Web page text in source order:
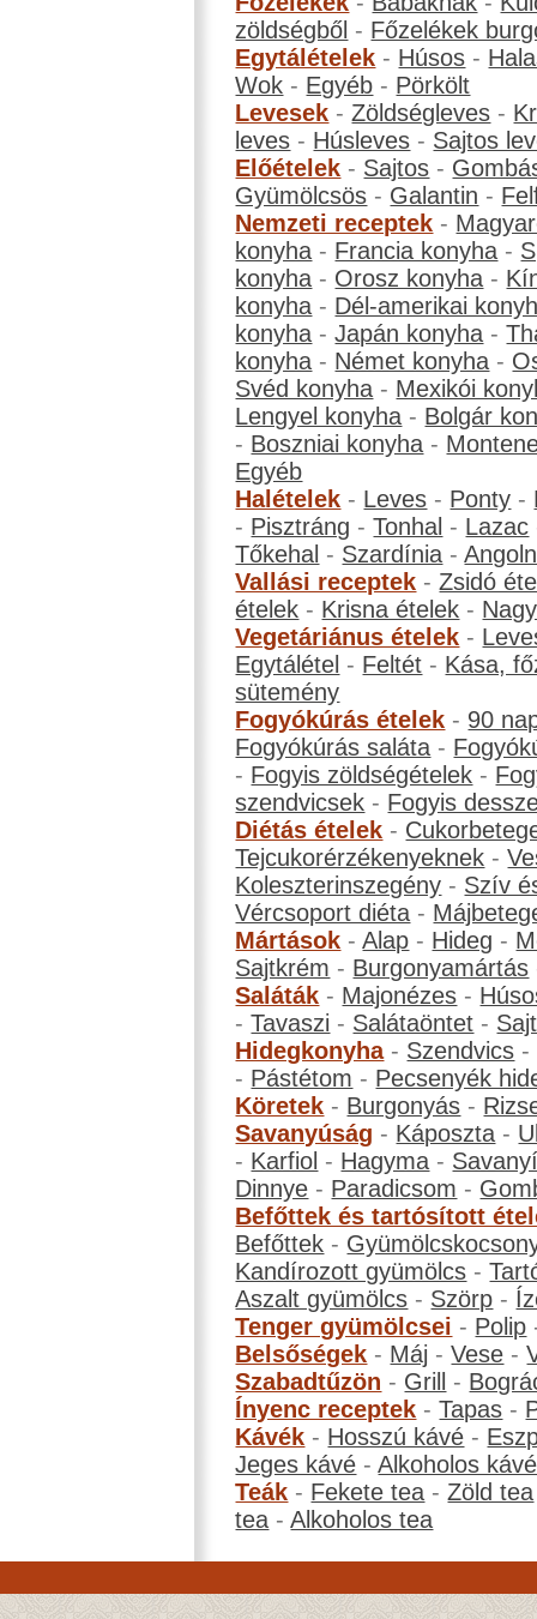
zöldségből - Főzelékek
Egytálételek - Húsos -
Wok - Egyéb - Pörkölt
Levesek -Zöldségleves -
leves - Húsleves - Sajtos
Előételek - Sajtos -
Gyümölcsös - Galantin -
Nemzeti receptek -
konyha - Francia konyha -
konyha - Orosz konyha -
konyha - Dél-amerikai
konyha -Japán konyha -
konyha - Német konyha -
Svéd konyha - Mexikói
Lengyel konyha - Bolgár
- Boszniai konyha -
Egyéb
Halételek - Leves - Ponty -
- Pisztráng -Tonhal - Lazac
Tőkehal - Szardínia -
Vallási receptek -Zsidó
ételek - Krisna ételek -
Vegetáriánus ételek -
Egytálétel - Feltét - Kása,
sütemény
Fogyókúrás ételek - 90
Fogyókúrás saláta -
- Fogyis zöldségételek -
szendvicsek - Fogyis
Diétás ételek -
Tejcukorérzékenyeknek -
Koleszterinszegény - Szív
Vércsoport diéta -
Mártások -Alap - Hideg -
Sajtkrém - Burgonyamártás
Saláták - Majonézes -
-Tavaszi - Salátaöntet -
Hidegkonyha- Szendvics -
- Pástétom - Pecsenyék
Köretek - Burgonyás -
Savanyúság - Káposzta -
- Karfiol - Hagyma -
Dinnye - Paradicsom -
Befőttek és tartósított
Befőttek -
Kandírozott gyümölcs -
Aszalt gyümölcs - Szörp -
Tenger gyümölcsei - Polip
Belsőségek - Máj -Vese -
Szabadtűzön - Grill -
Ínyenc receptek -Tapas -
Kávék - Hosszú kávé -
Jeges kávé -Alkoholos kávé
Teák - Fekete tea -Zöld tea
tea -Alkoholos tea